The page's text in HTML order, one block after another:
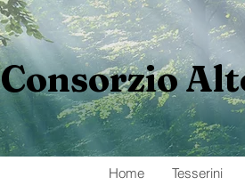
Consorzio
Home Tesserini